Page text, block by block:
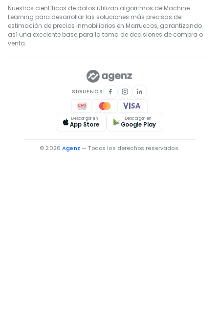
Bienes inmuebles en alquiler en Fahs-Anjra
Bienes inmuebles en alquiler en El Hajeb
Nuestros científicos de datos utilizan algoritmos de Machine
Learning para desarrollar las soluciones más precisas de
estimación de precios inmobiliarios en Marruecos, garantizando
así una excelente base para la toma de decisiones de compra o
venta.
SÍGUENOS
Descargar en
App Store
Descargar en
Google Play
© 2026Agenz — Todos los derechos reservados.